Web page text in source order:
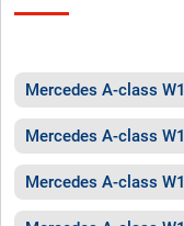
Mercedes A-class
Mercedes A-class
Mercedes A-class